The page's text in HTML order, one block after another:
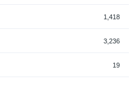
1,418
3,236
19